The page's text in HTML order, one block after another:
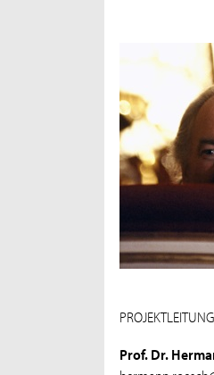
PROJEKTLEITUNG
Prof. Dr.